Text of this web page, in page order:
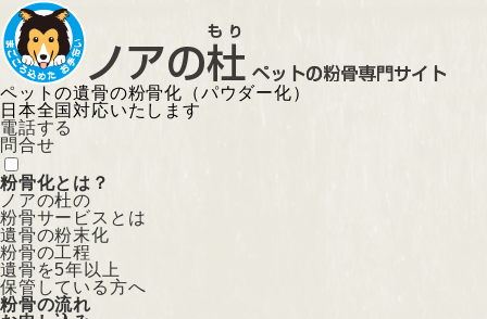
ペットの遺骨の粉骨化（パウダー化）
日本全国対応いたします
電話する
問合せ
粉骨化とは？
ノアの杜の
粉骨サービスとは
遺骨の粉末化
粉骨の工程
遺骨を5年以上
保管している方へ
粉骨の流れ